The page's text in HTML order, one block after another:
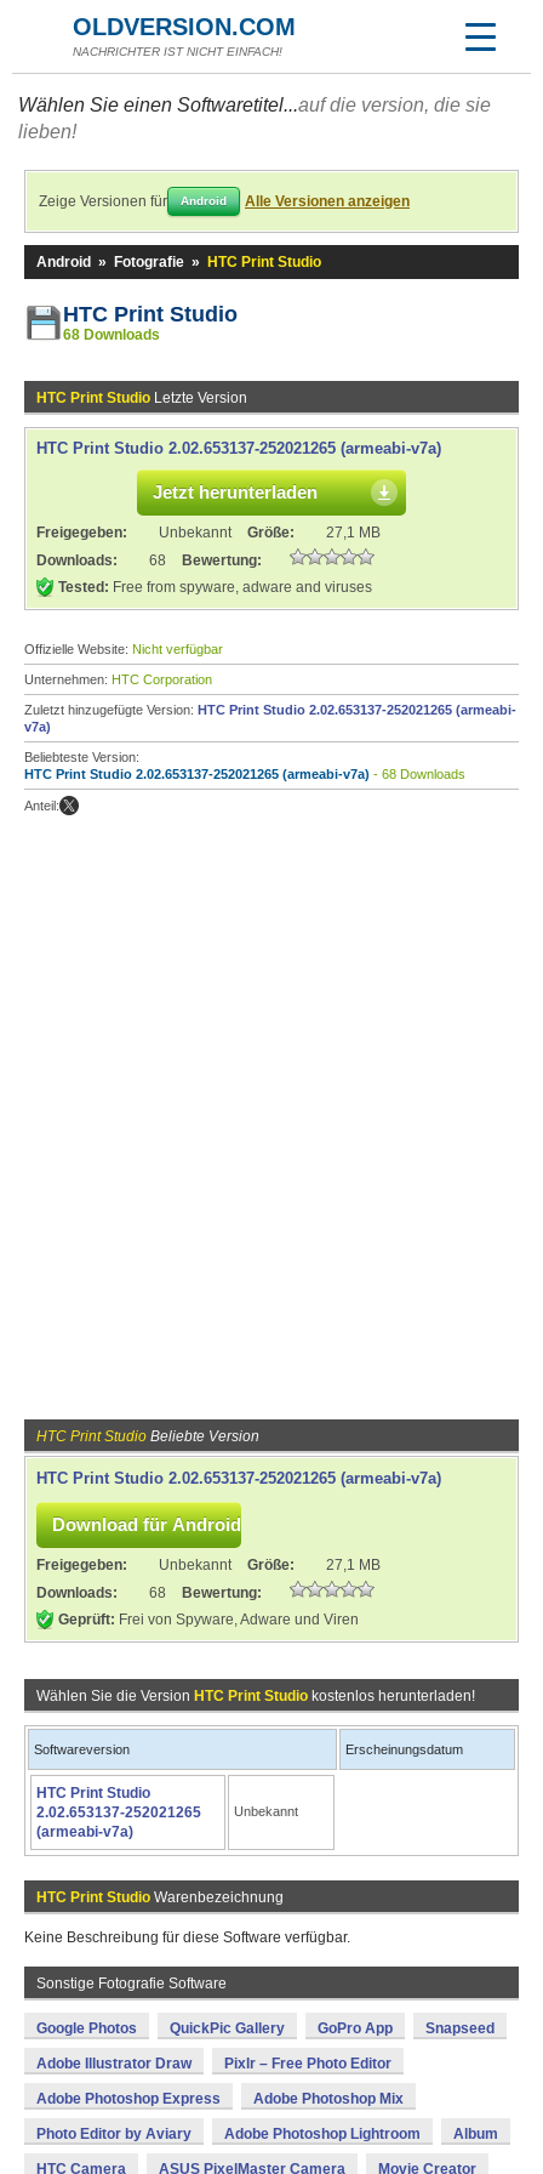
OLDVERSION.COM
NACHRICHTER IST NICHT EINFACH!
Wählen Sie einen Softwaretitel...auf die version, die sie
lieben!
Zeige Versionen für Android Alle Versionen anzeigen
Android » Fotografie » HTC Print Studio
HTC Print Studio
68 Downloads
HTC Print Studio Letzte Version
HTC Print Studio 2.02.653137-252021265 (armeabi-v7a)
Jetzt herunterladen
Freigegeben: Unbekannt Größe:
27,1 MB
Downloads:
68
Bewertung:
Tested: Free from spyware, adware and viruses
Offizielle Website: Nicht verfügbar
Unternehmen: HTC Corporation
Zuletzt hinzugefügte Version: HTC Print Studio 2.02.653137-252021265 (armeabi-
v7a)
Beliebteste Version:
HTC Print Studio 2.02.653137-252021265 (armeabi-v7a) - 68 Downloads
Anteil:
HTC Print Studio Beliebte Version
HTC Print Studio 2.02.653137-252021265 (armeabi-v7a)
Freigegeben: Unbekannt Größe:
27,1 MB
Downloads:
68
Bewertung:
Geprüft: Frei von Spyware, Adware und Viren
Wählen Sie die Version HTC Print Studio kostenlos herunterladen!
Softwareversion Erscheinungsdatum
HTC Print Studio
2.02.653137-252021265
(armeabi-v7a)
Unbekannt
HTC Print Studio Warenbezeichnung
Keine Beschreibung für diese Software verfügbar.
Sonstige Fotografie Software
Google Photos QuickPic Gallery GoPro App Snapseed
Adobe Illustrator Draw Pixlr – Free Photo Editor
Adobe Photoshop Express Adobe Photoshop Mix
Photo Editor by Aviary Adobe Photoshop Lightroom Album
HTC Camera ASUS PixelMaster Camera Movie Creator